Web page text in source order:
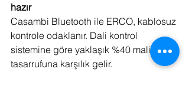
hazır
Casambi Bluetooth ile ERCO, kablosuz
kontrole odaklanır. Dali kontrol
sistemine göre yaklaşık %40 maliyet
tasarrufuna karşılık gelir.